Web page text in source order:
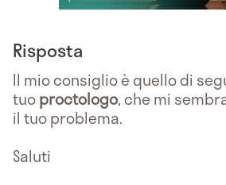
Risposta
Il mio consiglio è quello di
tuoproctologo, che mi
il tuo problema.
Saluti